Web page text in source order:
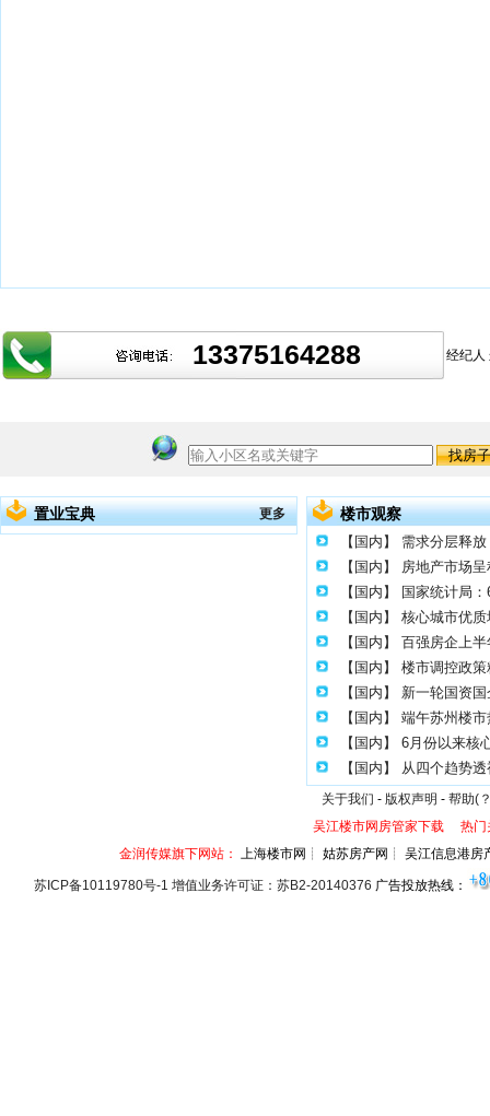
13375164288 经纪
置业宝典 更多 楼市观察
【国内】
需求分层释放
【国内】
房地产市场
【国内】
国家统计局
【国内】
核心城市优
【国内】
百强房企上
【国内】
楼市调控政
【国内】
新一轮国资国
【国内】
端午苏州楼
【国内】
6月份以来核
【国内】
从四个趋势
关于我们 - 版权声明 - 帮助(
吴江楼市网房管家下载
热门
金润传媒旗下网站： 上海楼市网┊ 姑苏房产网┊ 吴江信息港
苏ICP备10119780号-1 增值业务许可证：苏B2-20140376 广告投放热线：